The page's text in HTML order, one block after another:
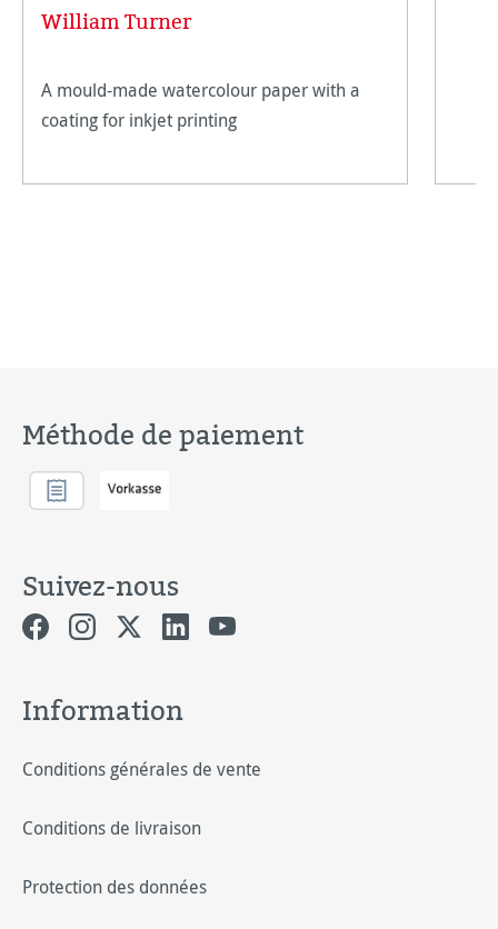
William Turner
A mould-made watercolour paper with a
coating for inkjet printing
Méthode de paiement
Suivez-nous
Information
Conditions générales de vente
Conditions de livraison
Protection des données